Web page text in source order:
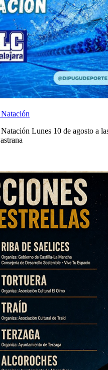
Lunes 10 de agosto a